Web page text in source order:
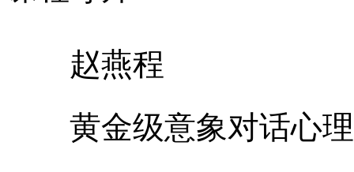
赵燕程
黄金级意象对话心